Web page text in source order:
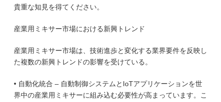
貴重な知見を得てください。
産業用ミキサー市場における新興トレンド
産業用ミキサー市場は、技術進歩と変化する業界要件を反映し
た複数の新興トレンドの影響を受けている。
• 自動化統合 – 自動制御システムとIoTアプリケーションを世
界中の産業用ミキサーに組み込む必要性が高まっています。こ